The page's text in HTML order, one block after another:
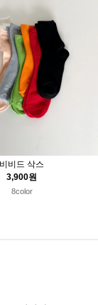
비비드 삭스
3,900원
8color